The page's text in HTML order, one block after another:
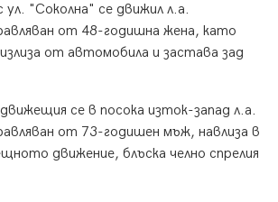
"Соколна" се движил л.а.
от 48-годишна жена, като
от автомобила и застава зад
се в посока изток-запад л.а.
от 73-годишен мъж, навлиза в
движение, блъска челно спрелия